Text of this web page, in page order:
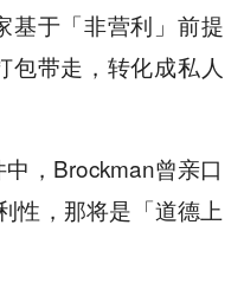
基于「非营利」前提
包带走，转化成私人
，Brockman曾亲口
性，那将是「道德上